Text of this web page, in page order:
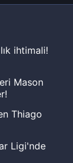
ihtimali!
Mason
Thiago
Ligi'nde